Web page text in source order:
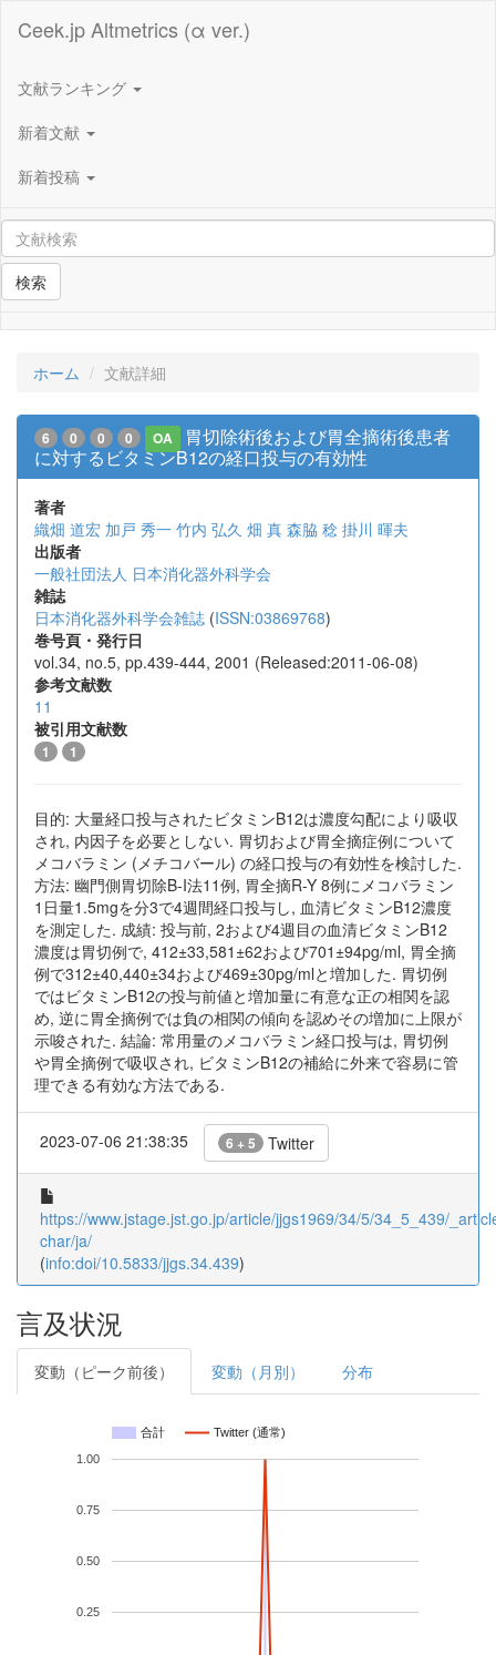
Ceek.jp Altmetrics (α ver.)
文献ランキング
新着文献
新着投稿
検索
ホーム 文献詳細
6 0 0 0 OA
胃切除術後および胃全摘術後患者
に対するビタミンB12の経口投与の有効性
著者
織畑 道宏 加戸 秀一 竹内 弘久 畑 真 森脇 稔 掛川 暉夫
出版者
一般社団法人 日本消化器外科学会
雑誌
日本消化器外科学会雑誌 (ISSN:03869768)
巻号頁・発行日
vol.34, no.5, pp.439-444, 2001 (Released:2011-06-08)
参考文献数
11
被引用文献数
1 1
目的: 大量経口投与されたビタミンB12は濃度勾配により吸収
され, 内因子を必要としない. 胃切および胃全摘症例について
メコバラミン (メチコバール) の経口投与の有効性を検討した.
方法: 幽門側胃切除B-I法11例, 胃全摘R-Y 8例にメコバラミン
1日量1.5mgを分3で4週間経口投与し, 血清ビタミンB12濃度
を測定した. 成績: 投与前, 2および4週目の血清ビタミンB12
濃度は胃切例で, 412±33,581±62および701±94pg/ml, 胃全摘
例で312±40,440±34および469±30pg/mlと増加した. 胃切例
ではビタミンB12の投与前値と増加量に有意な正の相関を認
め, 逆に胃全摘例では負の相関の傾向を認めその増加に上限が
示唆された. 結論: 常用量のメコバラミン経口投与は, 胃切例
や胃全摘例で吸収され, ビタミンB12の補給に外来で容易に管
理できる有効な方法である.
2023-07-06 21:38:35 6 + 5 Twitter
https://www.jstage.jst.go.jp/article/jjgs1969/34/5/34_5_439/
char/ja/
(info:doi/10.5833/jjgs.34.439)
言及状況
変動（ピーク前後） 変動（月別） 分布
合計 Twitter (通常)
0.25
0.50
0.75
1.00